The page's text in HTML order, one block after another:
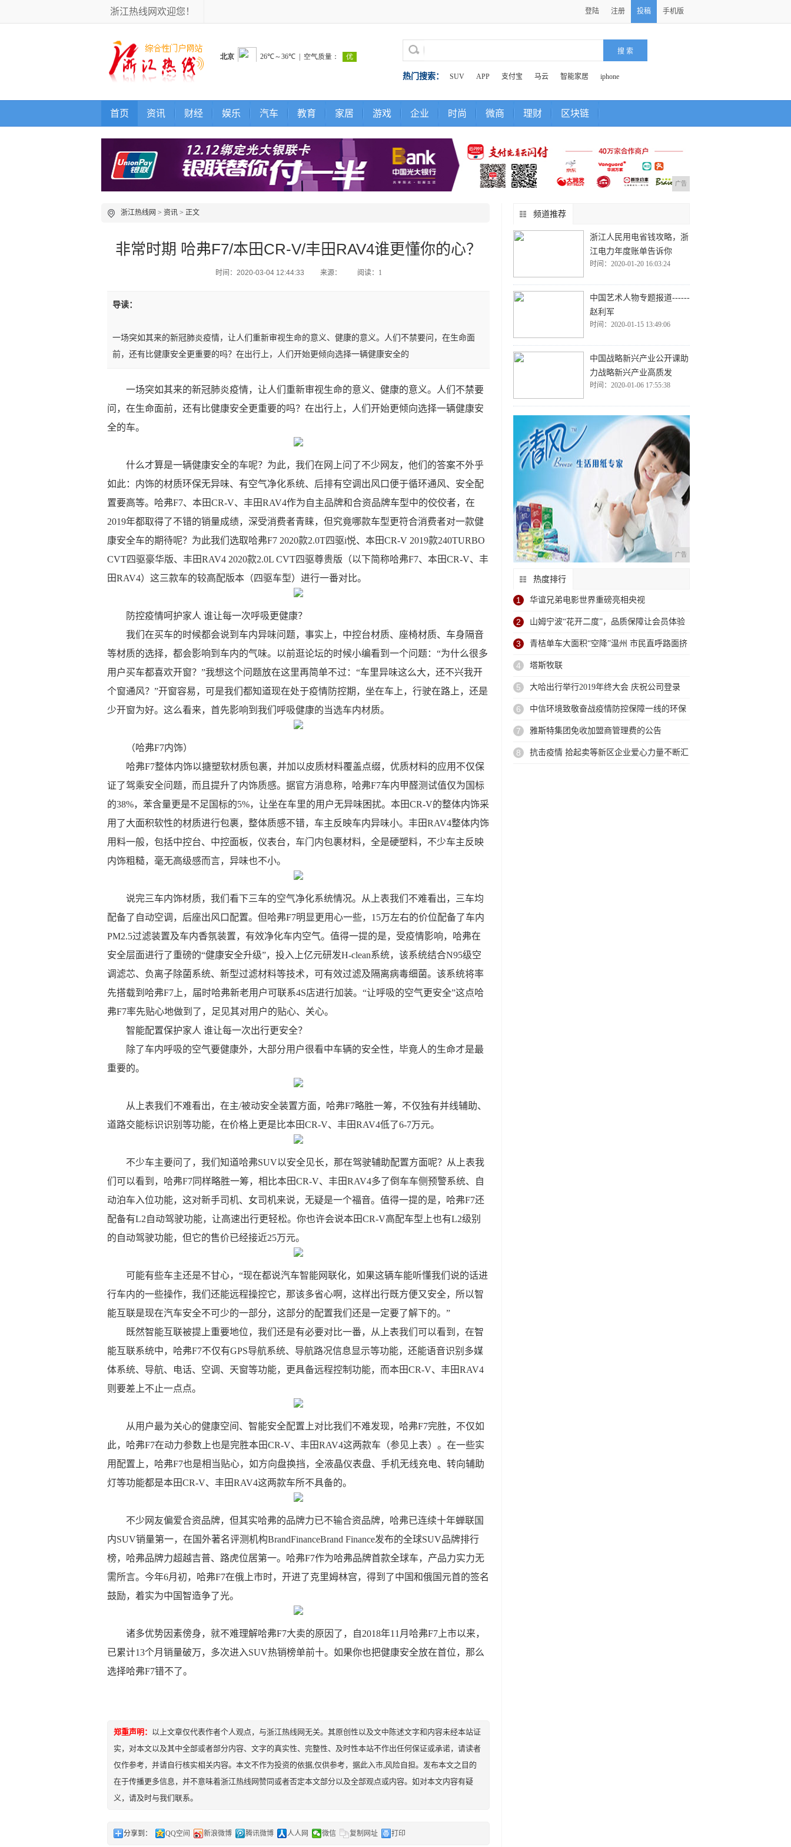
浙江热线网欢迎您！ 登陆 注册 投稿 手机版
热门搜索： SUV APP 支付宝 马云 智能家居 iphone
首页 资讯 财经 娱乐 汽车 教育 家居 游戏 企业 时尚 微商 理财 区块链
广告
浙江热线网 > 资讯 > 正文
非常时期 哈弗F7/本田CR-V/丰田RAV4谁更懂你的心？
时间：2020-03-04 12:44:33 来源： 阅读：1
导读：
一场突如其来的新冠肺炎疫情，让人们重新审视生命的意义、健康的意义。人们不禁要问，在生命面
前，还有比健康安全更重要的吗？在出行上，人们开始更倾向选择一辆健康安全的
一场突如其来的新冠肺炎疫情，让人们重新审视生命的意义、健康的意义。人们不禁要
问，在生命面前，还有比健康安全更重要的吗？在出行上，人们开始更倾向选择一辆健康安
全的车。
什么才算是一辆健康安全的车呢？为此，我们在网上问了不少网友，他们的答案不外乎
如此：内饰的材质环保无异味、有空气净化系统、后排有空调出风口便于循环通风、安全配
置要高等。哈弗F7、本田CR-V、丰田RAV4作为自主品牌和合资品牌车型中的佼佼者，在
2019年都取得了不错的销量成绩，深受消费者青睐，但究竟哪款车型更符合消费者对一款健
康安全车的期待呢？为此我们选取哈弗F7 2020款2.0T四驱i悦、本田CR-V 2019款240TURBO
CVT四驱豪华版、丰田RAV4 2020款2.0L CVT四驱尊贵版（以下简称哈弗F7、本田CR-V、丰
田RAV4）这三款车的较高配版本（四驱车型）进行一番对比。
防控疫情呵护家人 谁让每一次呼吸更健康？
我们在买车的时候都会说到车内异味问题，事实上，中控台材质、座椅材质、车身隔音
等材质的选择，都会影响到车内的气味。以前逛论坛的时候小编看到一个问题：“为什么很多
用户买车都喜欢开窗？”我想这个问题放在这里再简单不过：“车里异味这么大，还不兴我开
个窗通风？”开窗容易，可是我们都知道现在处于疫情防控期，坐在车上，行驶在路上，还是
少开窗为好。这么看来，首先影响到我们呼吸健康的当选车内材质。
（哈弗F7内饰）
哈弗F7整体内饰以搪塑软材质包裹，并加以皮质材料覆盖点缀，优质材料的应用不仅保
证了驾乘安全问题，而且提升了内饰质感。据官方消息称，哈弗F7车内甲醛测试值仅为国标
的38%，苯含量更是不足国标的5%，让坐在车里的用户无异味困扰。本田CR-V的整体内饰采
用了大面积软性的材质进行包裹，整体质感不错，车主反映车内异味小。丰田RAV4整体内饰
用料一般，包括中控台、中控面板，仪表台，车门内包裹材料，全是硬塑料，不少车主反映
内饰粗糙，毫无高级感而言，异味也不小。
说完三车内饰材质，我们看下三车的空气净化系统情况。从上表我们不难看出，三车均
配备了自动空调，后座出风口配置。但哈弗F7明显更用心一些，15万左右的价位配备了车内
PM2.5过滤装置及车内香氛装置，有效净化车内空气。值得一提的是，受疫情影响，哈弗在
安全层面进行了重磅的“健康安全升级”，投入上亿元研发H-clean系统，该系统结合N95级空
调滤芯、负离子除菌系统、新型过滤材料等技术，可有效过滤及隔离病毒细菌。该系统将率
先搭载到哈弗F7上，届时哈弗新老用户可联系4S店进行加装。“让呼吸的空气更安全”这点哈
弗F7率先贴心地做到了，足见其对用户的贴心、关心。
智能配置保护家人 谁让每一次出行更安全？
除了车内呼吸的空气要健康外，大部分用户很看中车辆的安全性，毕竟人的生命才是最
重要的。
从上表我们不难看出，在主/被动安全装置方面，哈弗F7略胜一筹，不仅独有并线辅助、
道路交能标识识别等功能，在价格上更是比本田CR-V、丰田RAV4低了6-7万元。
不少车主要问了，我们知道哈弗SUV以安全见长，那在驾驶辅助配置方面呢？从上表我
们可以看到，哈弗F7同样略胜一筹，相比本田CR-V、丰田RAV4多了倒车车侧预警系统、自
动泊车入位功能，这对新手司机、女司机来说，无疑是一个福音。值得一提的是，哈弗F7还
配备有L2自动驾驶功能，让高速出行更轻松。你也许会说本田CR-V高配车型上也有L2级别
的自动驾驶功能，但它的售价已经接近25万元。
可能有些车主还是不甘心，“现在都说汽车智能网联化，如果这辆车能听懂我们说的话进
行车内的一些操作，我们还能远程操控它，那该多省心啊，这样出行既方便又安全，所以智
能互联是现在汽车安全不可少的一部分，这部分的配置我们还是一定要了解下的。”
既然智能互联被提上重要地位，我们还是有必要对比一番，从上表我们可以看到，在智
能互联系统中，哈弗F7不仅有GPS导航系统、导航路况信息显示等功能，还能语音识别多媒
体系统、导航、电话、空调、天窗等功能，更具备远程控制功能，而本田CR-V、丰田RAV4
则要差上不止一点点。
从用户最为关心的健康空间、智能安全配置上对比我们不难发现，哈弗F7完胜，不仅如
此，哈弗F7在动力参数上也是完胜本田CR-V、丰田RAV4这两款车（参见上表）。在一些实
用配置上，哈弗F7也是相当贴心，如方向盘换挡，全液晶仪表盘、手机无线充电、转向辅助
灯等功能都是本田CR-V、丰田RAV4这两款车所不具备的。
不少网友偏爱合资品牌，但其实哈弗的品牌力已不输合资品牌，哈弗已连续十年蝉联国
内SUV销量第一，在国外著名评测机构BrandFinanceBrand Finance发布的全球SUV品牌排行
榜，哈弗品牌力超越吉普、路虎位居第一。哈弗F7作为哈弗品牌首款全球车，产品力实力无
需所言。今年6月初，哈弗F7在俄上市时，开进了克里姆林宫，得到了中国和俄国元首的签名
鼓励，着实为中国智造争了光。
诸多优势因素傍身，就不难理解哈弗F7大卖的原因了，自2018年11月哈弗F7上市以来，
已累计13个月销量破万，多次进入SUV热销榜单前十。如果你也把健康安全放在首位，那么
选择哈弗F7错不了。
郑重声明： 以上文章仅代表作者个人观点，与浙江热线网无关。其原创性以及文中陈述文字和内容未经本站证
实，对本文以及其中全部或者部分内容、文字的真实性、完整性、及时性本站不作出任何保证或承诺，请读者
仅作参考，并请自行核实相关内容。本文不作为投资的依据,仅供参考，据此入市,风险自担。发布本文之目的
在于传播更多信息，并不意味着浙江热线网赞同或者否定本文部分以及全部观点或内容。如对本文内容有疑
义，请及时与我们联系。
分享到： QQ空间 新浪微博 腾讯微博 人人网 微信 复制网址 打印
频道推荐
浙江人民用电省钱攻略，浙
江电力年度账单告诉你
时间：2020-01-20 16:03:24
中国艺术人物专题报道------
赵利军
时间：2020-01-15 13:49:06
中国战略新兴产业公开课助
力战略新兴产业高质发
时间：2020-01-06 17:55:38
广告
热度排行
1 华谊兄弟电影世界重磅亮相央视
2 山姆宁波“花开二度”，品质保障让会员体验
再
3 青桔单车大面积“空降”温州 市民直呼路面挤
4 塔斯牧联
5 大哈出行举行2019年终大会 庆祝公司登录
6 中信环境致敬奋战疫情防控保障一线的环保
卫士
7 雅斯特集团免收加盟商管理费的公告
8 抗击疫情 拾起卖等新区企业爱心力量不断汇